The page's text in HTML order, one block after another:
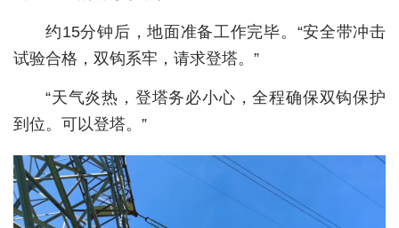
汽车
消费
创意
文化
约15分钟后，地面准备工作完毕。“安全带冲击
试验合格，双钩系牢，请求登塔。”
“天气炎热，登塔务必小心，全程确保双钩保护
到位。可以登塔。”